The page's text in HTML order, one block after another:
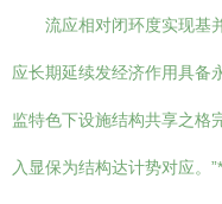
流应相对闭环度实现基
应长期延续发经济作用具备
监特色下设施结构共享之格
入显保为结构达计势对应。